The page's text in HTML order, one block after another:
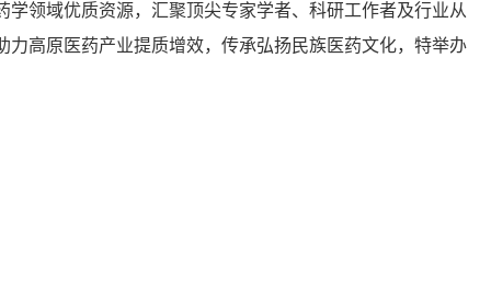
领域优质资源，汇聚顶尖专家学者、科研工作者及行业从
高原医药产业提质增效，传承弘扬民族医药文化，特举办